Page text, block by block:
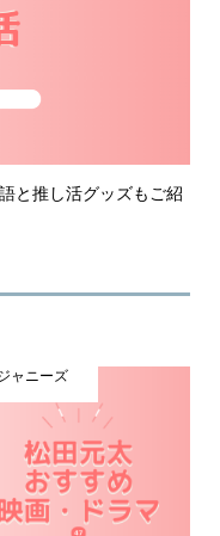
と推し活グッズもご紹
ャニーズ